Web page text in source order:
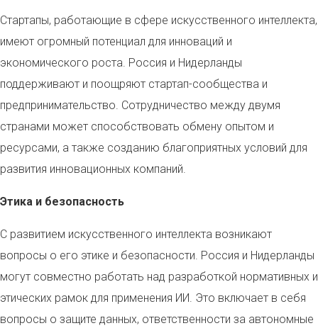
Стартапы, работающие в сфере искусственного интеллекта,
имеют огромный потенциал для инноваций и
экономического роста. Россия и Нидерланды
поддерживают и поощряют стартап-сообщества и
предпринимательство. Сотрудничество между двумя
странами может способствовать обмену опытом и
ресурсами, а также созданию благоприятных условий для
развития инновационных компаний.
Этика и безопасность
С развитием искусственного интеллекта возникают
вопросы о его этике и безопасности. Россия и Нидерланды
могут совместно работать над разработкой нормативных и
этических рамок для применения ИИ. Это включает в себя
вопросы о защите данных, ответственности за автономные